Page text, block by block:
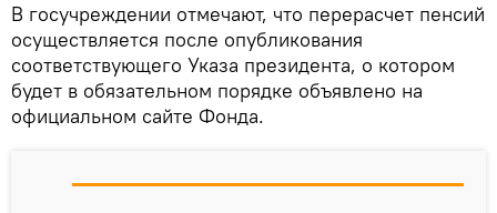
В госучреждении отмечают, что перерасчет пенсий
осуществляется после опубликования
соответствующего Указа президента, о котором
будет в обязательном порядке объявлено на
официальном сайте Фонда.